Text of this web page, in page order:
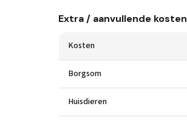
Extra / aanvullende kosten
Kosten
Borgsom
Huisdieren